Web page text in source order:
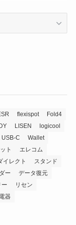
flexispot
Fold4
LISEN
logicool
USB-C
Wallet
ト
エレコム
イレクト
スタンド
ー
データ復元
ー
リセン
器